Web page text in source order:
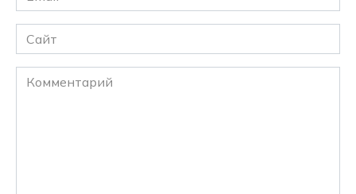
*
Сайт
Комментарий